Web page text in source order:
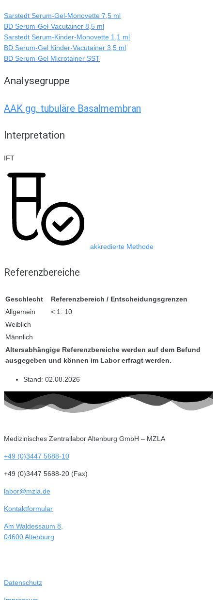
Sarstedt Serum-Gel-Monovette 7,5 ml
BD Serum-Gel-Vacutainer 8,5 ml
Sarstedt Serum-Kinder-Monovette 1,1 ml
BD Serum-Gel Kinder-Vacutainer 3,5 ml
BD Serum-Gel Microtainer SST
Analysegruppe
AAK gg. tubuläre Basalmembran
Interpretation
IFT
akkredierte Methode
Referenzbereiche
Geschlecht Referenzbereich / Entscheidungsgrenzen
Altersabhängige Referenzbereiche werden auf dem Befund
ausgegeben und können im Labor erfragt werden.
Allgemein
< 1: 10
Weiblich
Männlich
Stand: 02.08.2026
Medizinisches Zentrallabor Altenburg GmbH – MZLA
+49 (0)3447 5688-10
+49 (0)3447 5688-20 (Fax)
labor@mzla.de
Kontaktformular
Am Waldessaum 8,
04600 Altenburg
Datenschutz